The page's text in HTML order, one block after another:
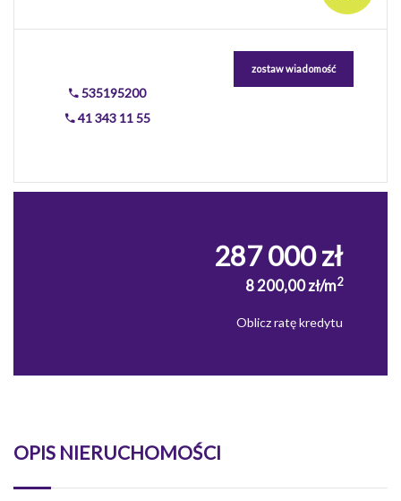
535195200
41 343 11 55
zostaw wiadomość
287 000 zł
8 200,00 zł/m2
Oblicz ratę kredytu
OPIS NIERUCHOMOŚCI